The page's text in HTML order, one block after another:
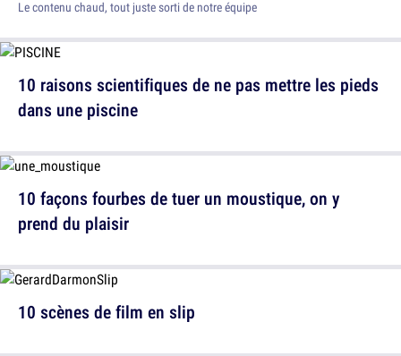
Le contenu chaud, tout juste sorti de notre équipe
10 raisons scientifiques de ne pas mettre les pieds
dans une piscine
10 scènes de film en slip
10 façons fourbes de tuer un moustique, on y
prend du plaisir